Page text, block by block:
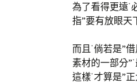
為了看得更遠˙
指”要有放眼天
而且˙倘若是”
素材的一部分
這樣˙才算是”